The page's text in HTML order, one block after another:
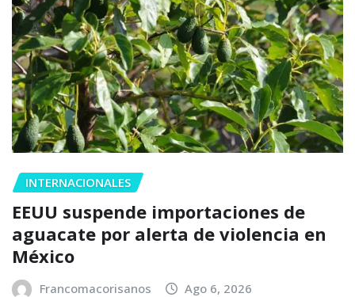
INTERNACIONALES
EEUU suspende importaciones de
aguacate por alerta de violencia en
México
Francomacorisanos Ago 6, 2026